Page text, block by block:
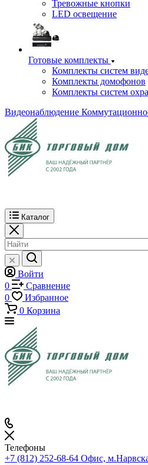
Тревожные кнопки
LED освещение
Готовые комплекты
Комплекты систем
Комплекты домофонов
Комплекты систем
Видеонаблюдение
Каталог
Войти
0
Сравнение
0
Избранное
0 Корзина
Телефоны
+7 (812) 252-68-64 Офис,